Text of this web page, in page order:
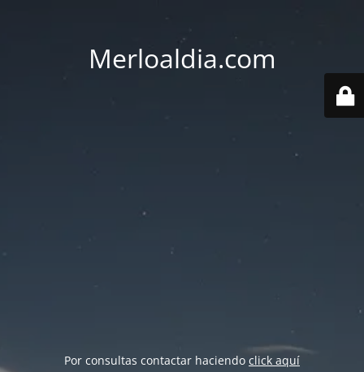
Merloaldia.com
Por consultas contactar haciendo click aquí